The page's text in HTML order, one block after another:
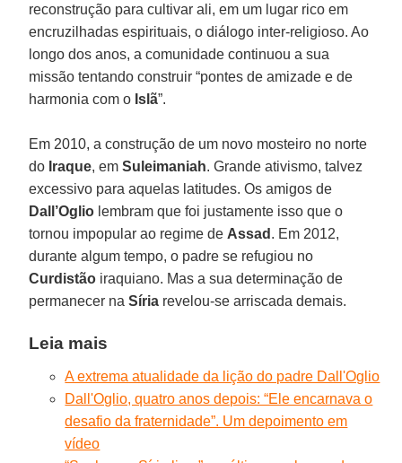
reconstrução para cultivar ali, em um lugar rico em
encruzilhadas espirituais, o diálogo inter-religioso. Ao
longo dos anos, a comunidade continuou a sua
missão tentando construir “pontes de amizade e de
harmonia com o Islã”.
Em 2010, a construção de um novo mosteiro no norte
do Iraque, emSuleimaniah. Grande ativismo, talvez
excessivo para aquelas latitudes. Os amigos de
Dall’Oglio lembram que foi justamente isso que o
tornou impopular ao regime de Assad . Em 2012,
durante algum tempo, o padre se refugiou no
Curdistão iraquiano. Mas a sua determinação de
permanecer naSíria revelou-se arriscada demais.
Leia mais
A extrema atualidade da lição do padre Dall'Oglio
Dall'Oglio, quatro anos depois: “Ele encarnava o
desafio da fraternidade”. Um depoimento em
vídeo